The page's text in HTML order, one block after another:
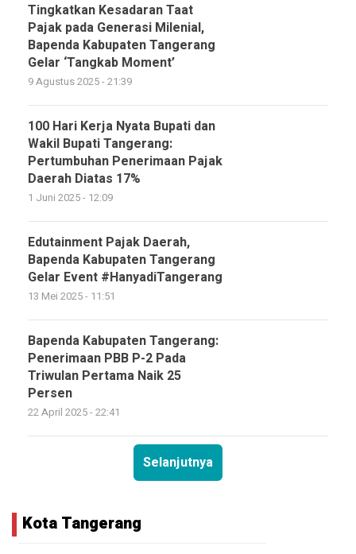
Tingkatkan Kesadaran Taat
Pajak pada Generasi Milenial,
Bapenda Kabupaten Tangerang
Gelar ‘Tangkab Moment’
9 Agustus 2025 - 21:39
100 Hari Kerja Nyata Bupati dan
Wakil Bupati Tangerang:
Pertumbuhan Penerimaan Pajak
Daerah Diatas 17%
1 Juni 2025 - 12:09
Edutainment Pajak Daerah,
Bapenda Kabupaten Tangerang
Gelar Event #HanyadiTangerang
13 Mei 2025 - 11:51
Bapenda Kabupaten Tangerang:
Penerimaan PBB P-2 Pada
Triwulan Pertama Naik 25
Persen
22 April 2025 - 22:41
Selanjutnya
Kota Tangerang